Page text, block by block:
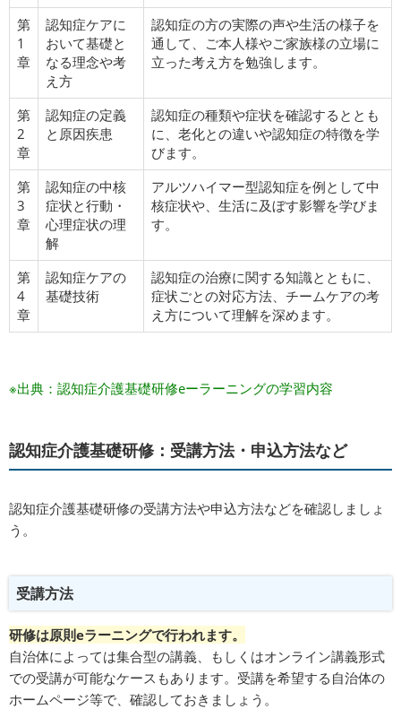
第
1
章
認知症ケアに
おいて基礎と
なる理念や考
え方
認知症の方の実際の声や生活の様子を
通して、ご本人様やご家族様の立場に
立った考え方を勉強します。
第
2
章
認知症の定義
と原因疾患
認知症の種類や症状を確認するととも
に、老化との違いや認知症の特徴を学
びます。
第
3
章
認知症の中核
症状と行動・
心理症状の理
解
アルツハイマー型認知症を例として中
核症状や、生活に及ぼす影響を学びま
す。
第
4
章
認知症ケアの
基礎技術
認知症の治療に関する知識とともに、
症状ごとの対応方法、チームケアの考
え方について理解を深めます。
※出典：認知症介護基礎研修eーラーニングの学習内容
認知症介護基礎研修：受講方法・申込方法など
認知症介護基礎研修の受講方法や申込方法などを確認しましょ
う。
受講方法
研修は原則eラーニングで行われます。
自治体によっては集合型の講義、もしくはオンライン講義形式
での受講が可能なケースもあります。受講を希望する自治体の
ホームページ等で、確認しておきましょう。